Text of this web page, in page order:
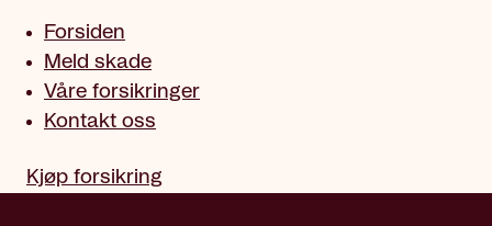
Forsiden
Meld skade
Våre forsikringer
Kontakt oss
Kjøp forsikring